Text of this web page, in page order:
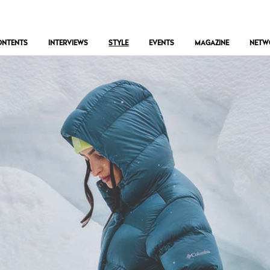
INTERVIEWS STYLE EVENTS MAGAZINE